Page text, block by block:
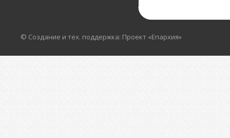
© Создание и тех. поддержка: Проект «Епархия»